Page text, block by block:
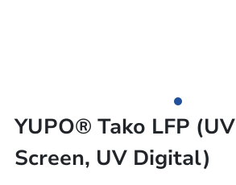
YUPO® Tako LFP (UV
Screen, UV Digital)